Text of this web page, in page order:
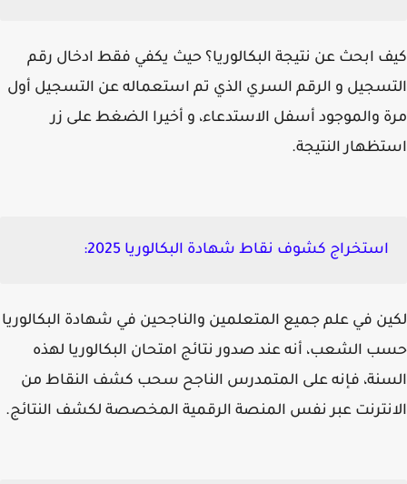
ابحث عن نتيجة البكالوريا؟ حيث يكفي فقط ادخال رقم
و الرقم السري الذي تم استعماله عن التسجيل أول
والموجود أسفل الاستدعاء، و أخيرا الضغط على زر
النتيجة.
استخراج كشوف نقاط شهادة البكالوريا 2025:
في علم جميع المتعلمين والناجحين في شهادة البكالوريا
الشعب، أنه عند صدور نتائج امتحان البكالوريا لهذه
فإنه على المتمدرس الناجح سحب كشف النقاط من
عبر نفس المنصة الرقمية المخصصة لكشف النتائج.